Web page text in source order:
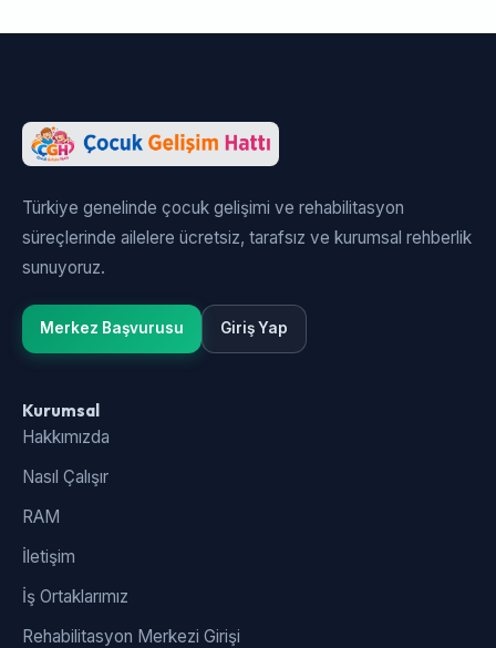
Türkiye genelinde çocuk gelişimi ve rehabilitasyon
süreçlerinde ailelere ücretsiz, tarafsız ve kurumsal rehberlik
sunuyoruz.
Merkez Başvurusu Giriş Yap
Kurumsal
Hakkımızda
Nasıl Çalışır
RAM
İletişim
İş Ortaklarımız
Rehabilitasyon Merkezi Girişi